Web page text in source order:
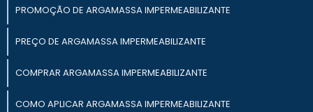
PROMOÇÃO DE ARGAMASSA IMPERMEABILIZANTE
PREÇO DE ARGAMASSA IMPERMEABILIZANTE
COMPRAR ARGAMASSA IMPERMEABILIZANTE
COMO APLICAR ARGAMASSA IMPERMEABILIZANTE